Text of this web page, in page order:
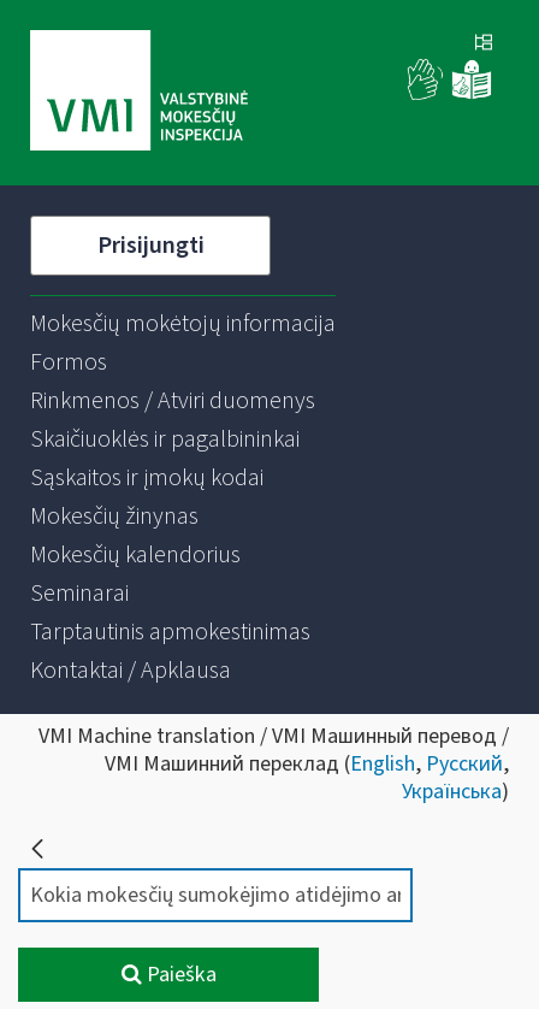
Prisijungti
Mokesčių mokėtojų informacija
Formos
Rinkmenos / Atviri duomenys
Skaičiuoklės ir pagalbininkai
Sąskaitos ir įmokų kodai
Mokesčių žinynas
Mokesčių kalendorius
Seminarai
Tarptautinis apmokestinimas
Kontaktai / Apklausa
VMI Machine translation / VMI Машинный перевод /
VMI Машинний переклад (English, Русский,
Українська)
Paieška